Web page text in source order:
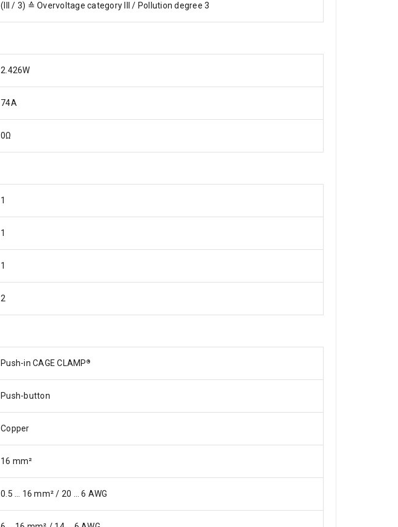
(III / 3) ≙ Overvoltage category III / Pollution degree 3
2.426W
74A
0Ω
1
1
1
2
Push-in CAGE CLAMP ®
Push-button
Copper
16 mm²
0.5 … 16 mm² / 20 … 6 AWG